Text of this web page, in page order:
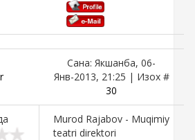
Сана: Якшанба, 06-
Янв-2013, 21:25 | Изох #
30
Murod Rajabov - Muqimiy
teatri direktori